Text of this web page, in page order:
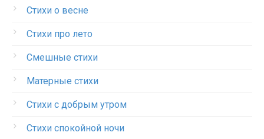
Стихи о весне
Стихи про лето
Смешные стихи
Матерные стихи
Стихи с добрым утром
Стихи спокойной ночи